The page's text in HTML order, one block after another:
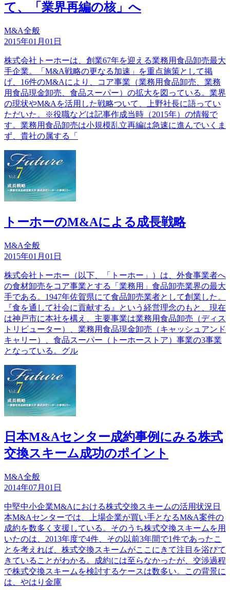
て、「業界再編の核」へ
M&A全般
2015年01月01日
株式会社トーホーは、創業67年を迎える業務用食品卸売最大
手企業。「M&A戦略の更なる加速」を重点施策として掲
げ、16件のM&Aにより、コア事業（業務用食品卸売、業務
用食品現金卸売、食品スーパー）の拡大を図っている。業界
の現状やM&Aを活用した戦略ついて、上野社長に語ってい
ただいた。※役職などは記事作成当時（2015年）の情報で
す。業務用食品卸売は小規模乱立再編は急速に進んでいくま
ず、貴社の属する「
トーホーのM&Aによる成長戦略
M&A全般
2015年01月01日
株式会社トーホー（以下、「トーホー」）は、外食事業者へ
の食材卸売をコア事業とする「業務用」食品卸売業界の最大
手である。1947年佐賀県にて食品卸売業者として創業した。
『食を通して社会に貢献する』という経営理念のもと、現在
は神戸市に本社を構え、主要事業は業務用食品卸売（ディス
トリビューター）、業務用食品現金卸売（キャッシュアンド
キャリー）、食品スーパー（トーホーストア）事業の3事業
となっている。グル
日本M&Aセンター成約事例にみる株式
交換スキーム成功のポイント
M&A全般
2014年07月01日
中堅中小企業M&Aにおける株式交換スキームの活用状況日
本M&Aセンターでは、上場企業が買い手となるM&A案件の
成約を数多く支援している。そのうち株式交換スキームを用
いたのは、2013年度で4件、その以前3年間で1件であったこ
とを考えれば、株式交換スキームがここにきて注目を浴びて
きていることがわかる。成約には至らなかったが、交渉過程
で株式交換スキームを検討するケースは数多い。この背景に
は、やはり金庫